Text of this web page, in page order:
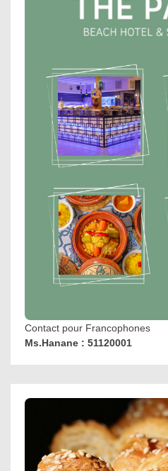
Contact pour Francophones
Ms.Hanane : 51120001